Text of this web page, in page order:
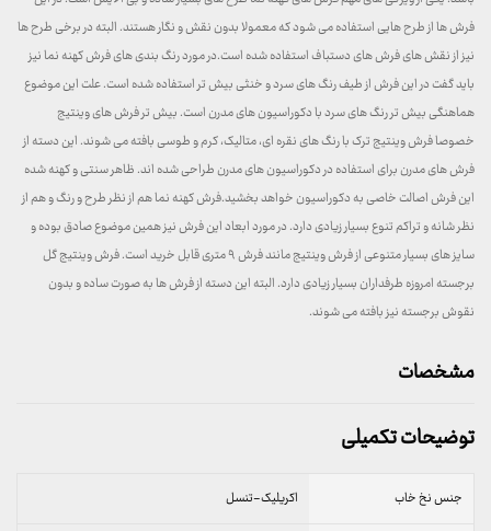
فرش ها از طرح هایی استفاده می شود که معمولا بدون نقش و نگار هستند. البته در برخی طرح ها
نیز از نقش های فرش های دستباف استفاده شده است.در مورد رنگ بندی های فرش کهنه نما نیز
باید گفت در این فرش از طیف رنگ های سرد و خنثی بیش تر استفاده شده است. علت این موضوع
هماهنگی بیش تر رنگ های سرد با دکوراسیون های مدرن است. بیش تر فرش های وینتیج
خصوصا فرش وینتیج ترک با رنگ های نقره ای، متالیک، کرم و طوسی بافته می شوند. این دسته از
فرش های مدرن برای استفاده در دکوراسیون های مدرن طراحی شده اند. ظاهر سنتی و کهنه شده
این فرش اصالت خاصی به دکوراسیون خواهد بخشید.فرش کهنه نما هم از نظر طرح و رنگ و هم از
نظر شانه و تراکم تنوع بسیار زیادی دارد. در مورد ابعاد این فرش نیز همین موضوع صادق بوده و
سایز های بسیار متنوعی از فرش وینتیج مانند فرش ۹ متری قابل خرید است. فرش وینتیج گل
برجسته امروزه طرفداران بسیار زیادی دارد. البته این دسته از فرش ها به صورت ساده و بدون
نقوش برجسته نیز بافته می شوند.
مشخصات
توضیحات تکمیلی
جنس نخ خاب اکریلیک-تنسل